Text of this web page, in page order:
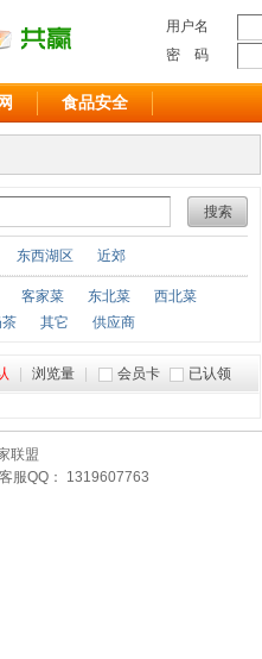
用户名
密 码
食品安全
搜索
东西湖区 近郊
客家菜 东北菜
西北菜
其它 供应商
会员卡 已认领
浏览量
联盟
客服QQ： 1319607763